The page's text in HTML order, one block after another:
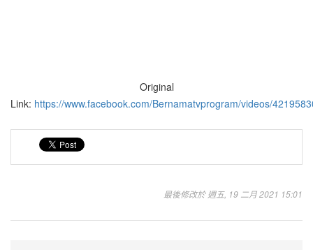
Original
Link: https://www.facebook.com/Bernamatvprogram/videos/
最後修改於 週五, 19 二月 2021 15:01